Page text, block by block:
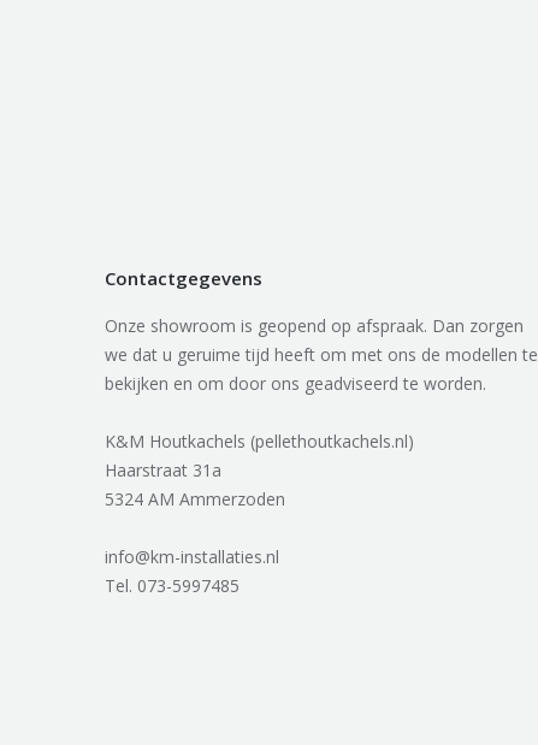
Contactgegevens
Onze showroom is geopend op afspraak. Dan zorgen
we dat u geruime tijd heeft om met ons de modellen te
bekijken en om door ons geadviseerd te worden.
K&M Houtkachels (pellethoutkachels.nl)
Haarstraat 31a
5324 AM Ammerzoden
info@km-installaties.nl
Tel. 073-5997485